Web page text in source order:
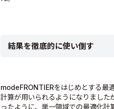
結果を徹底的に使い倒す
modeFRONTIERをはじめとする最
計算が用いられるようになりました
ったように、単一領域での最適化計